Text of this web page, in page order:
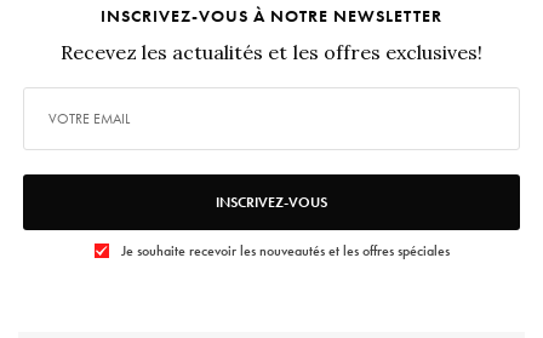
INSCRIVEZ-VOUS À NOTRE NEWSLETTER
Recevez les actualités et les offres exclusives!
INSCRIVEZ-VOUS
Je souhaite recevoir les nouveautés et les offres spéciales